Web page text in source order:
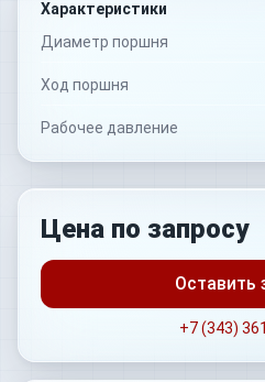
Характеристики
Диаметр поршня
Ход поршня
Рабочее давление
Цена по запросу
Оставить
+7 (343)